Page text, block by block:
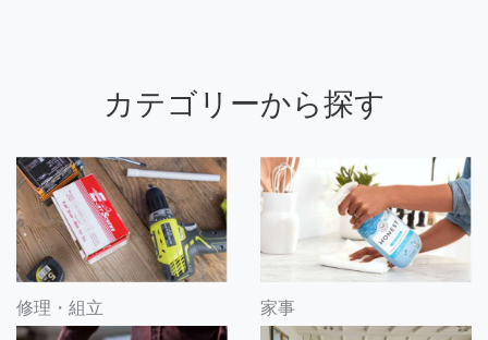
カテゴリーから探す
修理・組立 家事